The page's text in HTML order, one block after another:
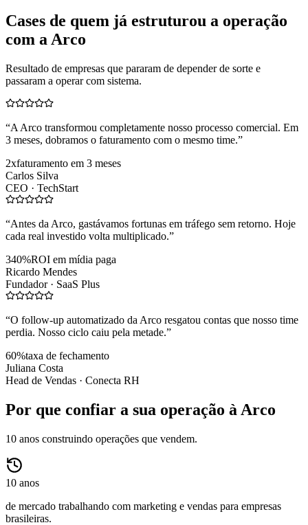
Cases de quem já estruturou a operação
com a Arco
Resultado de empresas que pararam de depender de sorte e
passaram a operar com sistema.
“A Arco transformou completamente nosso processo comercial. Em
3 meses, dobramos o faturamento com o mesmo time.”
2xfaturamento em 3 meses
Carlos Silva
CEO · TechStart
“Antes da Arco, gastávamos fortunas em tráfego sem retorno. Hoje
cada real investido volta multiplicado.”
340%ROI em mídia paga
Ricardo Mendes
Fundador · SaaS Plus
“O follow-up automatizado da Arco resgatou contas que nosso time
perdia. Nosso ciclo caiu pela metade.”
60%taxa de fechamento
Juliana Costa
Head de Vendas · Conecta RH
Por que confiar a sua operação à Arco
10 anos construindo operações que vendem.
10 anos
de mercado trabalhando com marketing e vendas para empresas
brasileiras.